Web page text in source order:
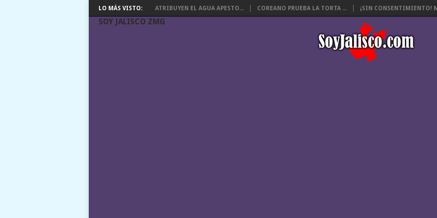
LO MÁS VISTO: ATRIBUYEN EL AGUA APESTO... COREANO PRUEBA LA TORTA ... ¡SIN CONSENTIMIENTO!
SOY JALISCO ZMG